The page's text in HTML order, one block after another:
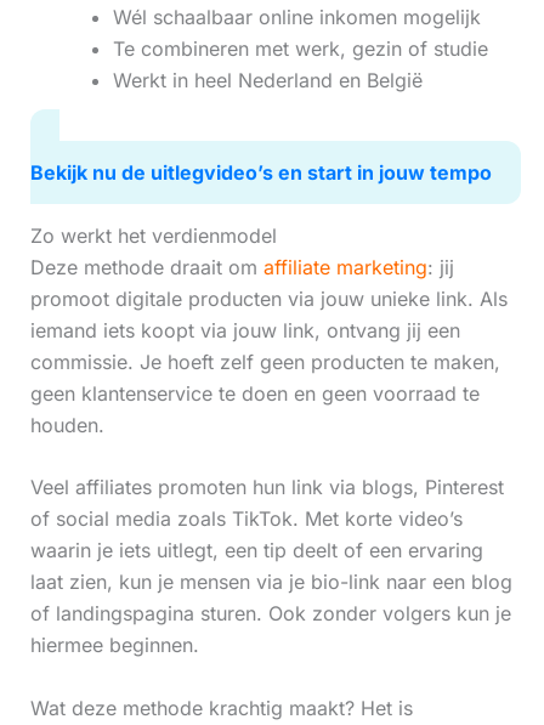
Wél schaalbaar online inkomen mogelijk
Te combineren met werk, gezin of studie
Werkt in heel Nederland en België
Bekijk nu de uitlegvideo’s en start in jouw tempo
Zo werkt het verdienmodel
Deze methode draait om affiliate marketing: jij
promoot digitale producten via jouw unieke link. Als
iemand iets koopt via jouw link, ontvang jij een
commissie. Je hoeft zelf geen producten te maken,
geen klantenservice te doen en geen voorraad te
houden.
Veel affiliates promoten hun link via blogs, Pinterest
of social media zoals TikTok. Met korte video’s
waarin je iets uitlegt, een tip deelt of een ervaring
laat zien, kun je mensen via je bio-link naar een blog
of landingspagina sturen. Ook zonder volgers kun je
hiermee beginnen.
Wat deze methode krachtig maakt? Het is